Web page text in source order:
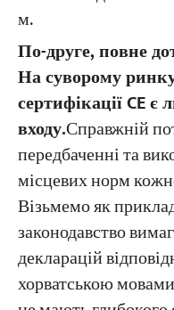
м.
По-друге, повне
На суворому
сертифікації CE
входу.Справжній
передбаченні та
місцевих норм
Візьмемо як
законодавство
декларацій
хорватською